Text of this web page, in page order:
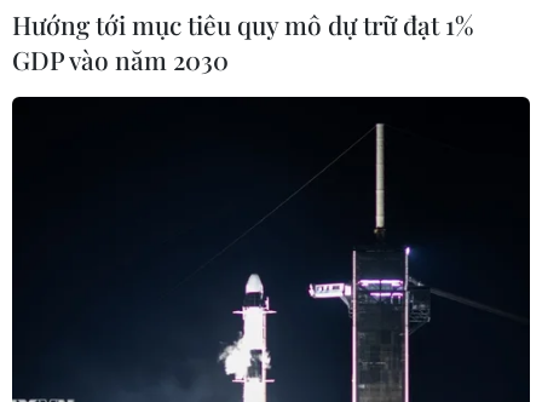
Nỗi buồn của các cầu thủ đội tuyển Hà Lan sau thất bại trước
đội tuyển Argentina trong trận bán kết World Cup 2014.
(Nguồn: AFP/TTXVN)
Trận tranh giải Ba của World Cup 2014 chắc
Hướng tới mục tiêu quy mô dự trữ đạt 1%
GDP vào năm 2030